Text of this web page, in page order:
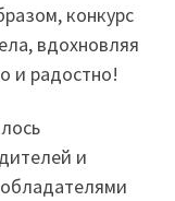
конкурс
вдохновляя
и радостно!
и